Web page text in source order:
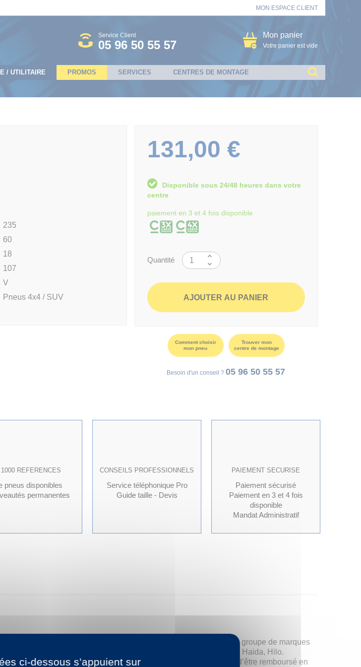
MON ESPACE CLIENT
Service Client
05 96 50 55 57
Mon panier
Votre panier est vide
/ UTILITAIRE PROMOS SERVICES CENTRES DE MONTAGE
235
60
18
107
V
Pneus 4x4 / SUV
131,00 €
Disponible sous 24/48 heures dans votre
centre
paiement en 3 et 4 fois disponible
Quantité
AJOUTER AU PANIER
Comment choisir
mon pneu
Trouver mon
centre de montage
Besoin d'un conseil ?05 96 50 55 57
REFERENCES
pneus disponibles
permanentes
CONSEILS PROFESSIONNELS
Service téléphonique Pro
Guide taille - Devis
PAIEMENT SECURISE
Paiement sécurisé
Paiement en 3 et 4 fois
disponible
Mandat Administratif
Le terme désigne non pas une marque en particulier, mais un groupe de marques
Leao, Ovation, Hifly, Aplus, Royal Black, Cachland, Ling Long, Haida, Hilo.
véhicule, nos conditions générales de vente* vous permettent d’être remboursé en
ci-dessous s’appuient sur